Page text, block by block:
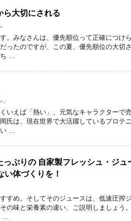
ら大切にされる
。みなさんは、優先順位って正確につけ
ったのですが、この夏、優先順位の大切
…
いえば「熱い」、元気なキャラクターで
氏は、現在世界で大活躍しているプロテ
…
ぷりの 自家製フレッシュ・ジュ
い体づくりを！
すめ。そしてそのジュースは、低速圧搾
の味と栄養素の違い、ご説明しましょう
…